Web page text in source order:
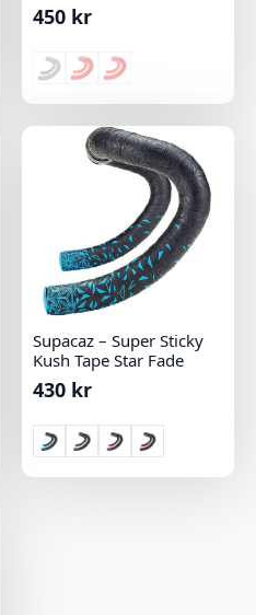
450 kr
Supacaz – Super Sticky
Kush Tape Star Fade
430 kr